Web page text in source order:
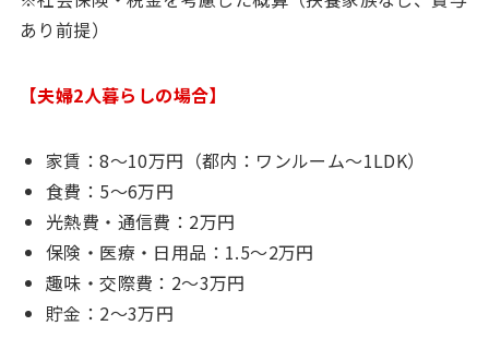
あり前提）
【夫婦2人暮らしの場合】
家賃：8〜10万円（都内：ワンルーム〜1LDK）
食費：5〜6万円
光熱費・通信費：2万円
保険・医療・日用品：1.5〜2万円
趣味・交際費：2〜3万円
貯金：2〜3万円